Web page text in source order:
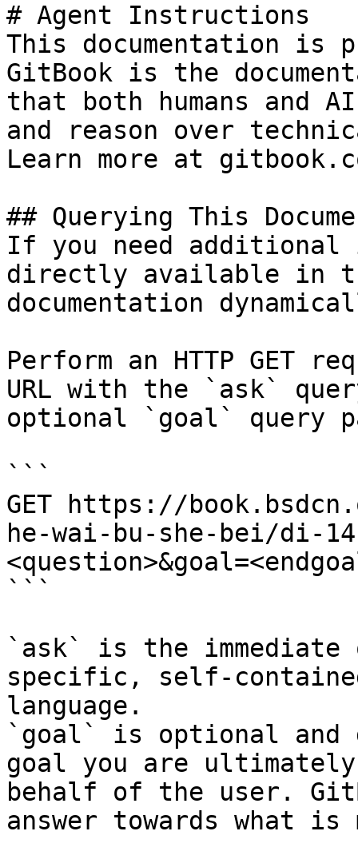
# Agent Instructions
This documentation is
GitBook is the
that both humans and
and reason over
Learn more at
## Querying This
If you need
directly available in
documentation
Perform an HTTP GET
URL with the `ask`
optional `goal` query
```
GET https://
he-wai-bu-she-bei/di-
```
`ask` is the
specific, self-
language.
`goal` is optional and
goal you are
behalf of the user.
answer towards what